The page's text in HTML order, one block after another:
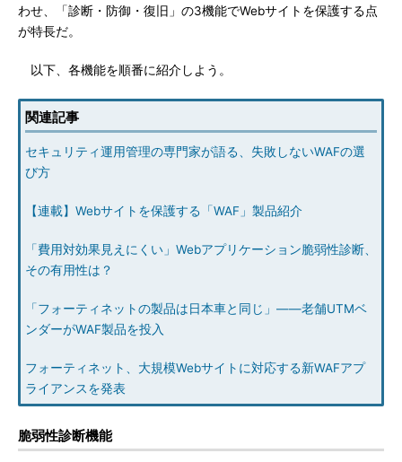
わせ、「診断・防御・復旧」の3機能でWebサイトを保護する点
が特長だ。
以下、各機能を順番に紹介しよう。
関連記事
セキュリティ運用管理の専門家が語る、失敗しないWAFの選
び方
【連載】Webサイトを保護する「WAF」製品紹介
「費用対効果見えにくい」Webアプリケーション脆弱性診断、
その有用性は？
「フォーティネットの製品は日本車と同じ」――老舗UTMベ
ンダーがWAF製品を投入
フォーティネット、大規模Webサイトに対応する新WAFアプ
ライアンスを発表
脆弱性診断機能